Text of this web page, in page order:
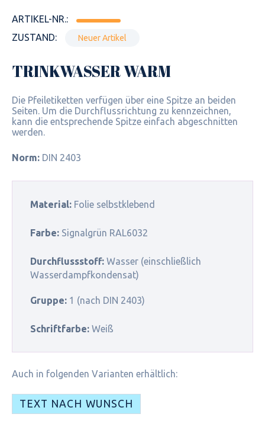
ARTIKEL-NR.:
ZUSTAND:
Neuer Artikel
TRINKWASSER WARM
Die Pfeiletiketten verfügen über eine Spitze an beiden
Seiten. Um die Durchflussrichtung zu kennzeichnen,
kann die entsprechende Spitze einfach abgeschnitten
werden.
Norm: DIN 2403
Material: Folie selbstklebend
Farbe: Signalgrün RAL6032
Durchflussstoff: Wasser (einschließlich
Wasserdampfkondensat)
Gruppe: 1 (nach DIN 2403)
Schriftfarbe: Weiß
Auch in folgenden Varianten erhältlich:
TEXT NACH WUNSCH